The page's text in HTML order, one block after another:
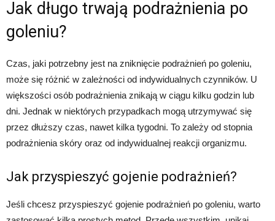
Jak długo trwają podrażnienia po
goleniu?
Czas, jaki potrzebny jest na zniknięcie podrażnień po goleniu,
może się różnić w zależności od indywidualnych czynników. U
większości osób podrażnienia znikają w ciągu kilku godzin lub
dni. Jednak w niektórych przypadkach mogą utrzymywać się
przez dłuższy czas, nawet kilka tygodni. To zależy od stopnia
podrażnienia skóry oraz od indywidualnej reakcji organizmu.
Jak przyspieszyć gojenie podrażnień?
Jeśli chcesz przyspieszyć gojenie podrażnień po goleniu, warto